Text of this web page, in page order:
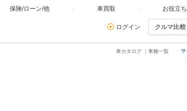
保険/ローン/他 車買取 お役立
ログイン クルマ比
サ
車カタログ ｜車種一覧